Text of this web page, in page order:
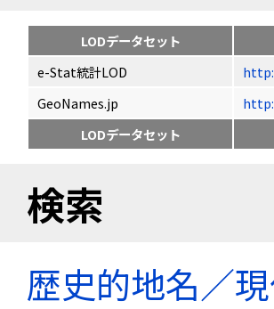
LODデータセット
e-Stat統計LOD
GeoNames.jp
LODデータセット
検索
歴史的地名／